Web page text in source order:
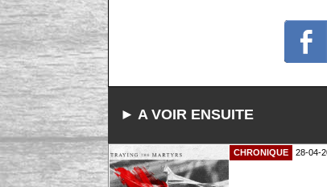
► A VOIR ENSUITE
CHRONIQUE 28-04-